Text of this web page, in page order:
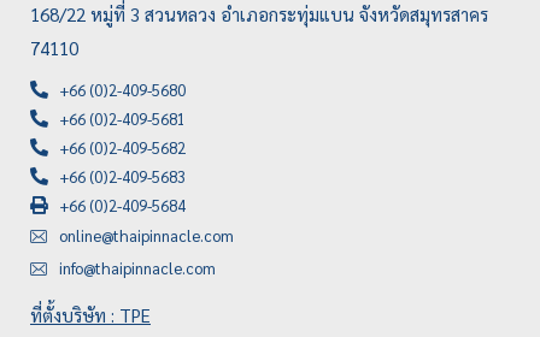
168/22 หมู่ที่ 3 สวนหลวง อำเภอกระทุ่มแบน จังหวัดสมุทรสาคร
74110
+66 (0)2-409-5680
+66 (0)2-409-5681
+66 (0)2-409-5682
+66 (0)2-409-5683
+66 (0)2-409-5684
online@thaipinnacle.com
info@thaipinnacle.com
ที่ตั้งบริษัท : TPE